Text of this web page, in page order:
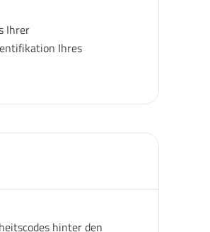
Ihrer
Ihres
hinter den